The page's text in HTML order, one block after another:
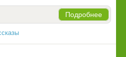
Подробнее